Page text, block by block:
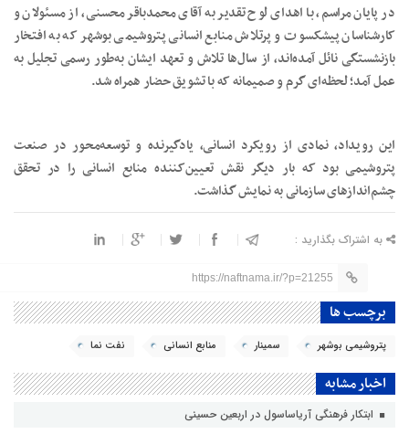
در پایان مراسم، با اهدای لوح تقدیر به آقای محمدباقر محسنی، از مسئولان و
کارشناسان پیشکسوت و پرتلاش منابع انسانی پتروشیمی بوشهر که به افتخار
بازنشستگی نائل آمده‌اند، از سال‌ها تلاش و تعهد ایشان به‌طور رسمی تجلیل به
عمل آمد؛ لحظه‌ای گرم و صمیمانه که با تشویق حضار همراه شد.
این رویداد، نمادی از رویکرد انسانی، یادگیرنده و توسعه‌محور در صنعت
پتروشیمی بود که بار دیگر نقش تعیین‌کننده منابع انسانی را در تحقق
چشم‌اندازهای سازمانی به نمایش گذاشت.
به اشتراک بگذارید :
https://naftnama.ir/?p=21255
برچسب ها
پتروشیمی بوشهر سمینار منابع انسانی نفت نما
اخبار مشابه
ابتکار فرهنگی آریاساسول در اربعین حسینی